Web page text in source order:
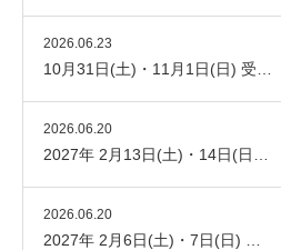
2026.06.23
10月31日(土)・11月1日(日) 受…
2026.06.20
2027年 2月13日(土)・14日(日…
2026.06.20
2027年 2月6日(土)・7日(日) …